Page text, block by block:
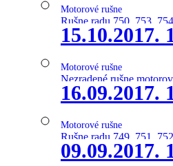
Motorové rušne
Rušne radu 750, 753,
15.10.2017.
Motorové rušne
Nezradené rušne
16.09.2017.
Motorové rušne
Rušne radu 749, 751,
09.09.2017.